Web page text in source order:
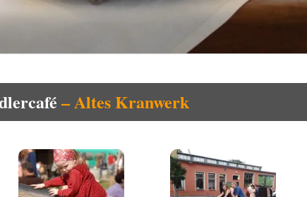
– Altes Kranwerk